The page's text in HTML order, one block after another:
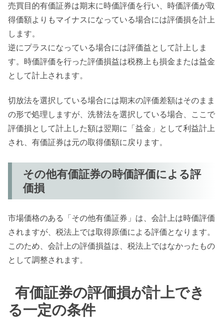
売買目的有価証券は期末に時価評価を行い、時価評価が取
得価額よりもマイナスになっている場合には評価損を計上
します。
逆にプラスになっている場合には評価益として計上しま
す。時価評価を行った評価損益は税務上も損金または益金
として計上されます。
切放法を選択している場合には期末の評価差額はそのまま
の形で処理しますが、洗替法を選択している場合、ここで
評価損として計上した額は翌期に「益金」として利益計上
され、有価証券は元の取得価額に戻ります。
その他有価証券の時価評価による評
価損
市場価格のある「その他有価証券」は、会計上は時価評価
されますが、税法上では取得原価による評価となります。
このため、会計上の評価損益は、税法上ではなかったもの
として調整されます。
有価証券の評価損が計上でき
る一定の条件